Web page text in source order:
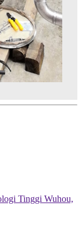
Tinggi Wuhou,